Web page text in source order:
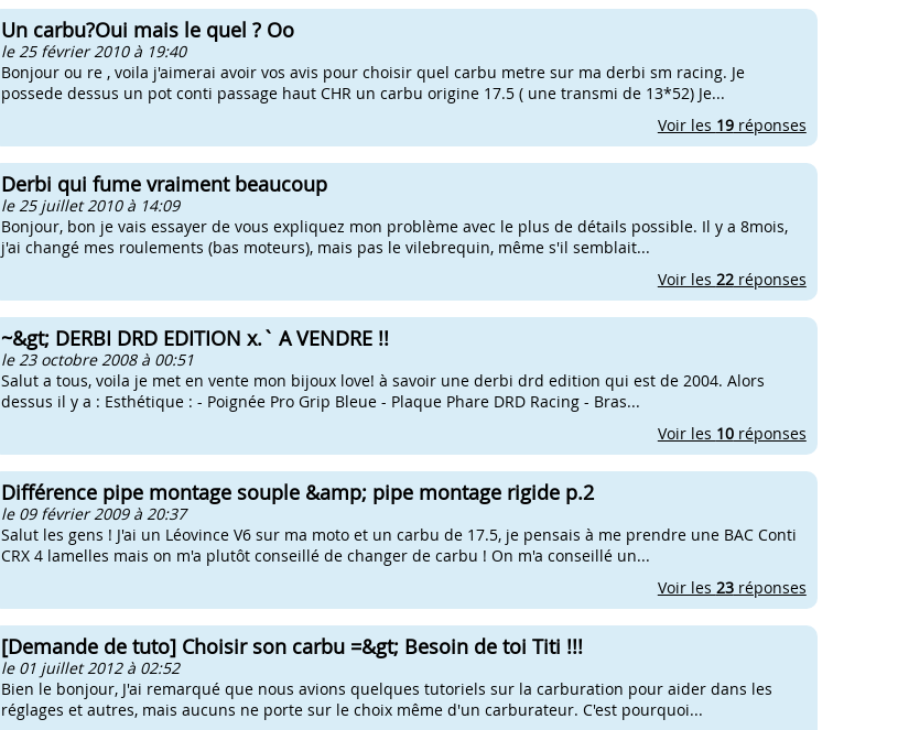
Un carbu?Oui mais le quel ? Oo
le 25 février 2010 à 19:40
Bonjour ou re , voila j'aimerai avoir vos avis pour choisir quel carbu metre sur ma derbi sm racing. Je
possede dessus un pot conti passage haut CHR un carbu origine 17.5 ( une transmi de 13*52) Je...
Voir les 19réponses
Derbi qui fume vraiment beaucoup
le 25 juillet 2010 à 14:09
Bonjour, bon je vais essayer de vous expliquez mon problème avec le plus de détails possible. Il y a 8mois,
j'ai changé mes roulements (bas moteurs), mais pas le vilebrequin, même s'il semblait...
Voir les 22réponses
~&gt; DERBI DRD EDITION x.` A VENDRE !!
le 23 octobre 2008 à 00:51
Salut a tous, voila je met en vente mon bijoux love! à savoir une derbi drd edition qui est de 2004. Alors
dessus il y a : Esthétique : - Poignée Pro Grip Bleue - Plaque Phare DRD Racing - Bras...
Voir les 10réponses
Différence pipe montage souple &amp; pipe montage rigide p.2
le 09 février 2009 à 20:37
Salut les gens ! J'ai un Léovince V6 sur ma moto et un carbu de 17.5, je pensais à me prendre une BAC Conti
CRX 4 lamelles mais on m'a plutôt conseillé de changer de carbu ! On m'a conseillé un...
Voir les 23réponses
[Demande de tuto] Choisir son carbu =&gt; Besoin de toi Titi !!!
le 01 juillet 2012 à 02:52
Bien le bonjour, J'ai remarqué que nous avions quelques tutoriels sur la carburation pour aider dans les
réglages et autres, mais aucuns ne porte sur le choix même d'un carburateur. C'est pourquoi...